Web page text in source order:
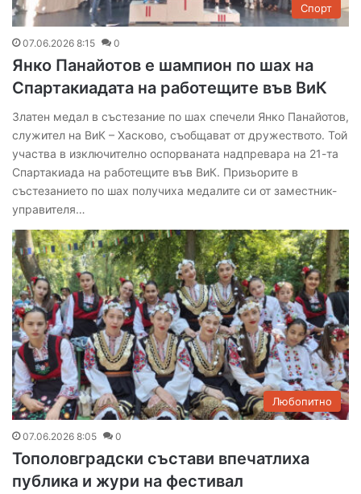
Спорт
07.06.2026 8:15 0
Янко Панайотов е шампион по шах на
Спартакиадата на работещите във ВиК
Златен медал в състезание по шах спечели Янко Панайотов,
служител на ВиК – Хасково, съобщават от дружеството. Той
участва в изключително оспорваната надпревара на 21-та
Спартакиада на работещите във ВиК. Призьорите в
състезанието по шах получиха медалите си от заместник-
управителя…
Любопитно
07.06.2026 8:05 0
Тополовградски състави впечатлиха
публика и жури на фестивал